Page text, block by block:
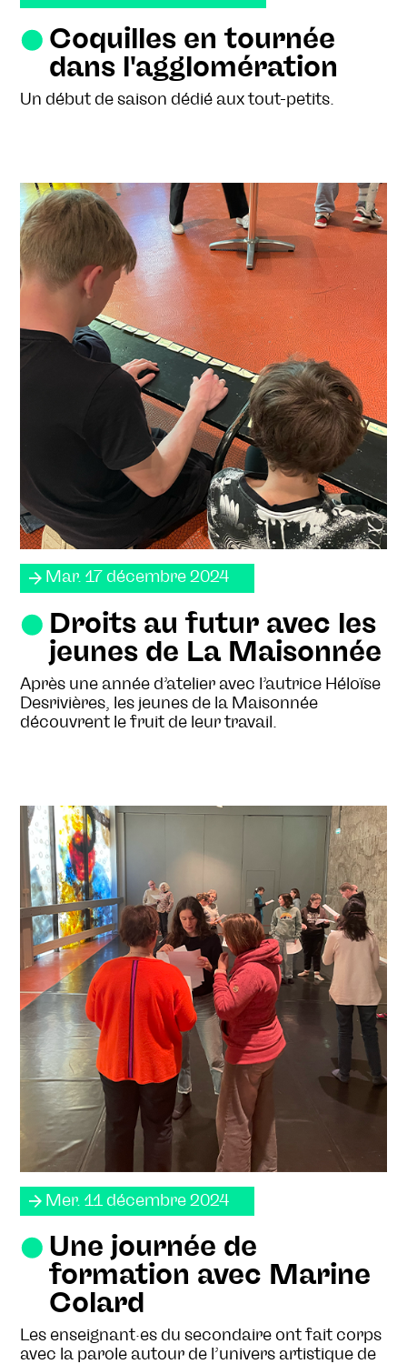
Coquilles en tournée
dans l'agglomération
Un début de saison dédié aux tout-petits.
Mar. 17 décembre 2024
Droits au futur avec les
jeunes de La Maisonnée
Après une année d’atelier avec l’autrice Héloïse
Desrivières, les jeunes de la Maisonnée
découvrent le fruit de leur travail.
Mer. 11 décembre 2024
Une journée de
formation avec Marine
Colard
Les enseignant·es du secondaire ont fait corps
avec la parole autour de l’univers artistique de